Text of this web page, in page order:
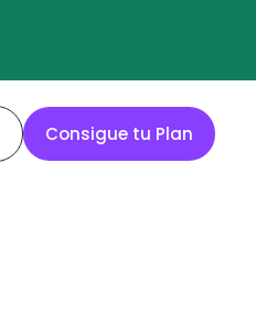
Consigue tu Plan